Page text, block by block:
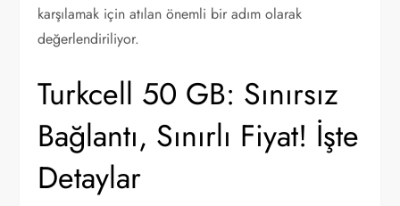
karşılamak için atılan önemli bir adım olarak
değerlendiriliyor.
Turkcell 50 GB: Sınırsız
Bağlantı, Sınırlı Fiyat! İşte
Detaylar